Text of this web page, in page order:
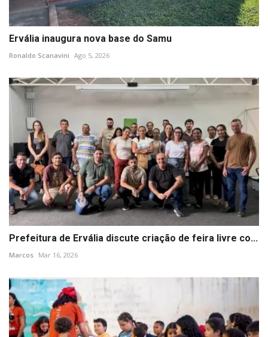
Ervália inaugura nova base do Samu
Ronaldo Scanavini Ago 5, 2026
Prefeitura de Ervália discute criação de feira livre co...
Marcos Mar 16, 2026